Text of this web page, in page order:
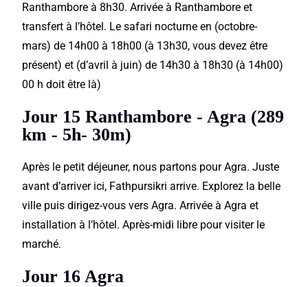
Ranthambore à 8h30. Arrivée à Ranthambore et
transfert à l’hôtel. Le safari nocturne en (octobre-
mars) de 14h00 à 18h00 (à 13h30, vous devez être
présent) et (d’avril à juin) de 14h30 à 18h30 (à 14h00)
00 h doit être là)
Jour 15 Ranthambore - Agra (289
km - 5h- 30m)
Après le petit déjeuner, nous partons pour Agra. Juste
avant d’arriver ici, Fathpursikri arrive. Explorez la belle
ville puis dirigez-vous vers Agra. Arrivée à Agra et
installation à l’hôtel.Après-midi libre pour visiter le
marché.
Jour 16 Agra